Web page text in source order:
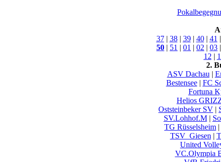
37| 38| 39| 40| 41
50 | 51 | 01 | 02 | 03
12 |
2.
ASV Dachau |
Bestensee| FC
Fortuna
Helios
Oststeinbeker SV |
SV.Lohhof.M|
TG Rüsselsheim |
TSV_Giesen |
United
VC.Olympia